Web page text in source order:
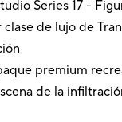
Series 17 -
clase de lujo de
premium
de la